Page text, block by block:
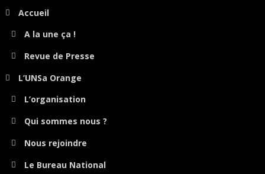
Accueil
A la une ça !
Revue de Presse
L’UNSa Orange
L’organisation
Qui sommes nous ?
Nous rejoindre
Le Bureau National